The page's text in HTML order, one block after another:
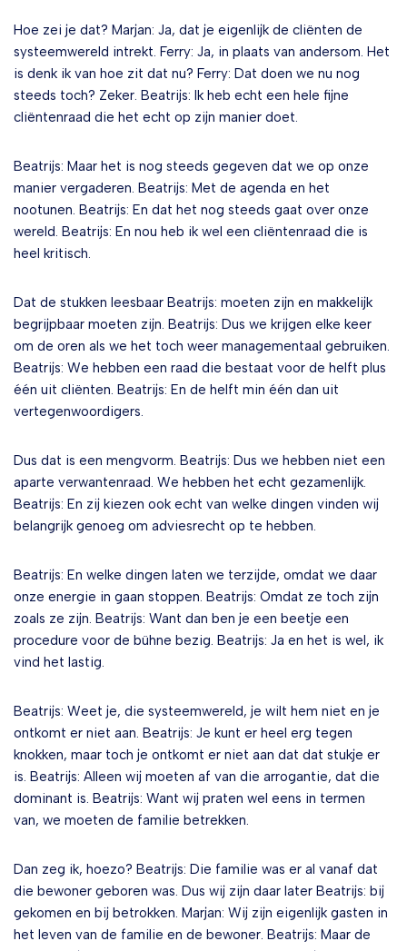
Hoe zei je dat? Marjan: Ja, dat je eigenlijk de cliënten de
systeemwereld intrekt. Ferry: Ja, in plaats van andersom. Het
is denk ik van hoe zit dat nu? Ferry: Dat doen we nu nog
steeds toch? Zeker. Beatrijs: Ik heb echt een hele fijne
cliëntenraad die het echt op zijn manier doet.
Beatrijs: Maar het is nog steeds gegeven dat we op onze
manier vergaderen. Beatrijs: Met de agenda en het
nootunen. Beatrijs: En dat het nog steeds gaat over onze
wereld. Beatrijs: En nou heb ik wel een cliëntenraad die is
heel kritisch.
Dat de stukken leesbaar Beatrijs: moeten zijn en makkelijk
begrijpbaar moeten zijn. Beatrijs: Dus we krijgen elke keer
om de oren als we het toch weer managementaal gebruiken.
Beatrijs: We hebben een raad die bestaat voor de helft plus
één uit cliënten. Beatrijs: En de helft min één dan uit
vertegenwoordigers.
Dus dat is een mengvorm. Beatrijs: Dus we hebben niet een
aparte verwantenraad. We hebben het echt gezamenlijk.
Beatrijs: En zij kiezen ook echt van welke dingen vinden wij
belangrijk genoeg om adviesrecht op te hebben.
Beatrijs: En welke dingen laten we terzijde, omdat we daar
onze energie in gaan stoppen. Beatrijs: Omdat ze toch zijn
zoals ze zijn. Beatrijs: Want dan ben je een beetje een
procedure voor de bühne bezig. Beatrijs: Ja en het is wel, ik
vind het lastig.
Beatrijs: Weet je, die systeemwereld, je wilt hem niet en je
ontkomt er niet aan. Beatrijs: Je kunt er heel erg tegen
knokken, maar toch je ontkomt er niet aan dat dat stukje er
is. Beatrijs: Alleen wij moeten af van die arrogantie, dat die
dominant is. Beatrijs: Want wij praten wel eens in termen
van, we moeten de familie betrekken.
Dan zeg ik, hoezo? Beatrijs: Die familie was er al vanaf dat
die bewoner geboren was. Dus wij zijn daar later Beatrijs: bij
gekomen en bij betrokken. Marjan: Wij zijn eigenlijk gasten in
het leven van de familie en de bewoner. Beatrijs: Maar de